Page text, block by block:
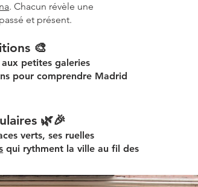
. Chacun révèle une
et présent.
🎨
aux petites galeries
pourcomprendre Madrid
🌿🎉
verts, ses ruelles
qui rythment la ville au fil des